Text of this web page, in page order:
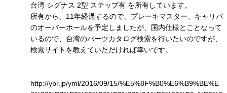
台湾 シグナス 2型 ステップ有 を所有しています。
所有から、11年経過するので、ブレーキマスター、キャリパ
のオーバーホールを予定しましたが、国内仕様とことなって
いるので、台湾のパーツカタログ検索を行いたいのですが、
検索サイトを教えていただければ幸いです。
http://ybr.jp/yml/2016/09/15/%E5%8F%B0%E6%B9%BE%E